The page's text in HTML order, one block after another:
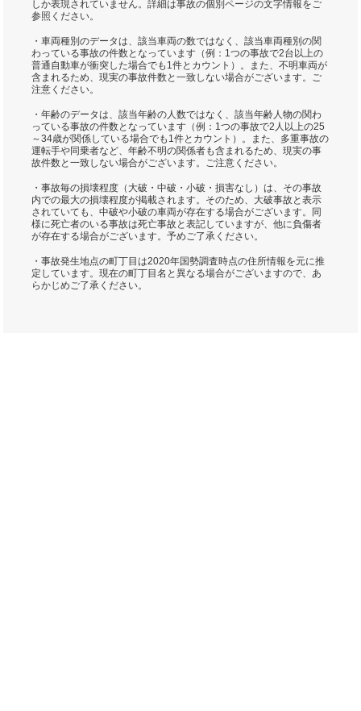
しか表現されていません。詳細は事故の個別ページの文字情報をご
参照ください。
・車両種別のデータは、該当車両の数ではなく、該当車両種別の関
わっている事故の件数となっています（例：1つの事故で2台以上の
普通自動車が衝突した場合でも1件とカウント）。また、不明車両が
含まれるため、現実の事故件数と一致しない場合がございます。ご
注意ください。
・年齢のデータは、該当年齢の人数ではなく、該当年齢人物の関わ
っている事故の件数となっています（例：1つの事故で2人以上の25
～34歳が関係している場合でも1件とカウント）。また、多重事故の
運転手や同乗者など、年齢不明の関係者も含まれるため、現実の事
故件数と一致しない場合がございます。ご注意ください。
・事故毎の損壊程度（大破・中破・小破・損害なし）は、その事故
内での最大の損壊程度が掲載されます。そのため、大破事故と表示
されていても、中破や小破の車両が存在する場合がございます。同
様に死亡者のいる事故は死亡事故と表記していますが、他に負傷者
が存在する場合がございます。予めご了承ください。
・事故発生地点の町丁目は2020年国勢調査時点の住所情報を元に推
定しています。現在の町丁目名と異なる場合がございますので、あ
らかじめご了承ください。